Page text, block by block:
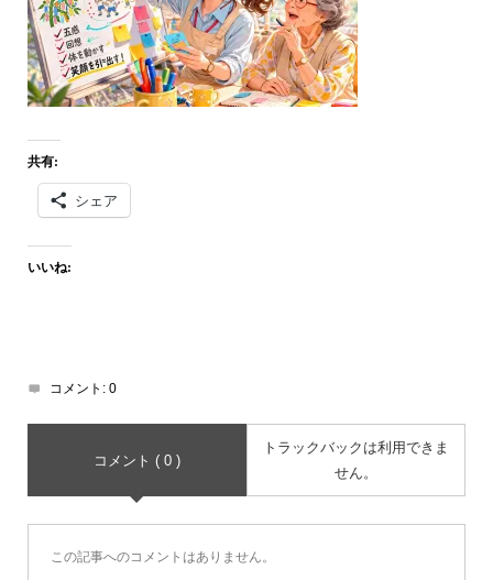
共有:
シェア
いいね:
コメント: 0
コメント ( 0 )
トラックバックは利用できま
せん。
この記事へのコメントはありません。